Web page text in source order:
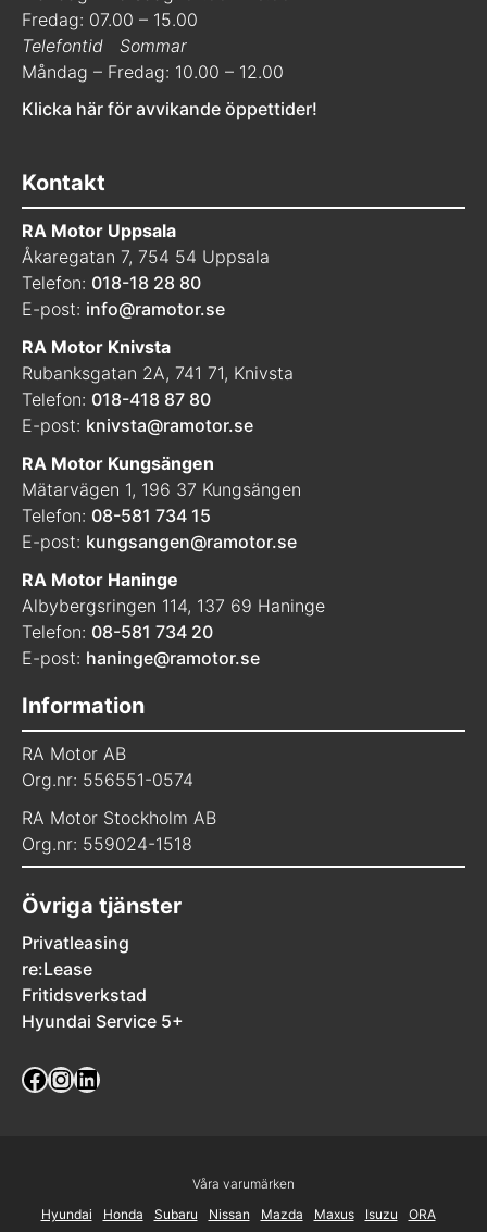
Fredag: 07.00 – 15.00
Telefontid
Sommar
Måndag – Fredag: 10.00 – 12.00
Klicka här för avvikande öppettider!
Kontakt
RA Motor Uppsala
Åkaregatan 7, 754 54 Uppsala
Telefon: 018-18 28 80
E-post: info@ramotor.se
RA Motor Knivsta
Rubanksgatan 2A, 741 71, Knivsta
Telefon: 018-418 87 80
E-post: knivsta@ramotor.se
RA Motor Kungsängen
Mätarvägen 1, 196 37 Kungsängen
Telefon: 08-581 734 15
E-post: kungsangen@ramotor.se
RA Motor Haninge
Albybergsringen 114, 137 69 Haninge
Telefon: 08-581 734 20
E-post: haninge@ramotor.se
Information
RA Motor AB
Org.nr: 556551-0574
RA Motor Stockholm AB
Org.nr: 559024-1518
Övriga tjänster
Privatleasing
re:Lease
Fritidsverkstad
Hyundai Service 5+
Facebook
Instagram
LinkedIn
Våra varumärken
Hyundai
Honda Subaru Nissan Mazda Maxus Isuzu ORA